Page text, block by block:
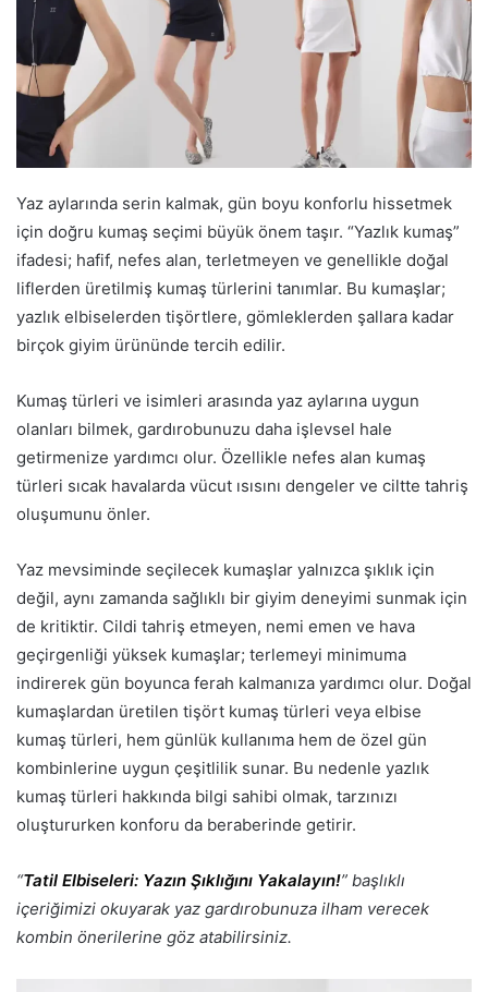
Yaz aylarında serin kalmak, gün boyu konforlu hissetmek
için doğru kumaş seçimi büyük önem taşır. “Yazlık kumaş”
ifadesi; hafif, nefes alan, terletmeyen ve genellikle doğal
liflerden üretilmiş kumaş türlerini tanımlar. Bu kumaşlar;
yazlık elbiselerden tişörtlere, gömleklerden şallara kadar
birçok giyim ürününde tercih edilir.
Kumaş türleri ve isimleri arasında yaz aylarına uygun
olanları bilmek, gardırobunuzu daha işlevsel hale
getirmenize yardımcı olur. Özellikle nefes alan kumaş
türleri sıcak havalarda vücut ısısını dengeler ve ciltte tahriş
oluşumunu önler.
Yaz mevsiminde seçilecek kumaşlar yalnızca şıklık için
değil, aynı zamanda sağlıklı bir giyim deneyimi sunmak için
de kritiktir. Cildi tahriş etmeyen, nemi emen ve hava
geçirgenliği yüksek kumaşlar; terlemeyi minimuma
indirerek gün boyunca ferah kalmanıza yardımcı olur. Doğal
kumaşlardan üretilen tişört kumaş türleri veya elbise
kumaş türleri, hem günlük kullanıma hem de özel gün
kombinlerine uygun çeşitlilik sunar. Bu nedenle yazlık
kumaş türleri hakkında bilgi sahibi olmak, tarzınızı
oluştururken konforu da beraberinde getirir.
“Tatil Elbiseleri: Yazın Şıklığını Yakalayın!” başlıklı
içeriğimizi okuyarak yaz gardırobunuza ilham verecek
kombin önerilerine göz atabilirsiniz.